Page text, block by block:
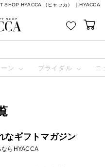
SHOP HYACCA （ヒャッカ） ｜HYACCA
ン ブライダル ニ
なギフトマガジン
ならHYACCA